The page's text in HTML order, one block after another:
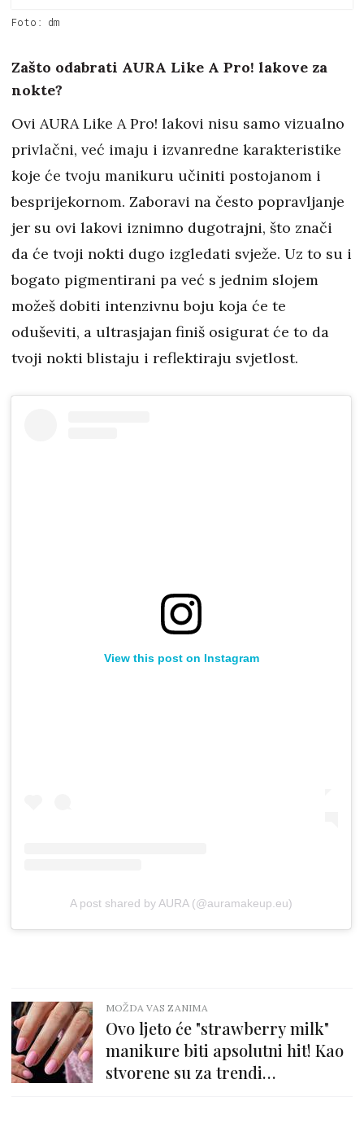
Foto: dm
Zašto odabrati AURA Like A Pro! lakove za
nokte?
Ovi AURA Like A Pro! lakovi nisu samo vizualno
privlačni, već imaju i izvanredne karakteristike
koje će tvoju manikuru učiniti postojanom i
besprijekornom. Zaboravi na često popravljanje
jer su ovi lakovi iznimno dugotrajni, što znači
da će tvoji nokti dugo izgledati svježe. Uz to su i
bogato pigmentirani pa već s jednim slojem
možeš dobiti intenzivnu boju koja će te
oduševiti, a ultrasjajan finiš osigurat će to da
tvoji nokti blistaju i reflektiraju svjetlost.
View this post on Instagram
A post shared by AURA (@auramakeup.eu)
MOŽDA VAS ZANIMA
Ovo ljeto će "strawberry milk"
manikure biti apsolutni hit! Kao
stvorene su za trendi